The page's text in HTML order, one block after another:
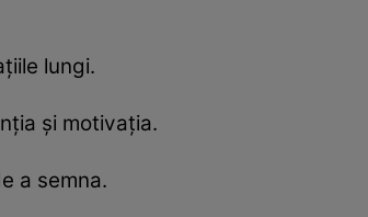
lungi.
și motivația.
a semna.